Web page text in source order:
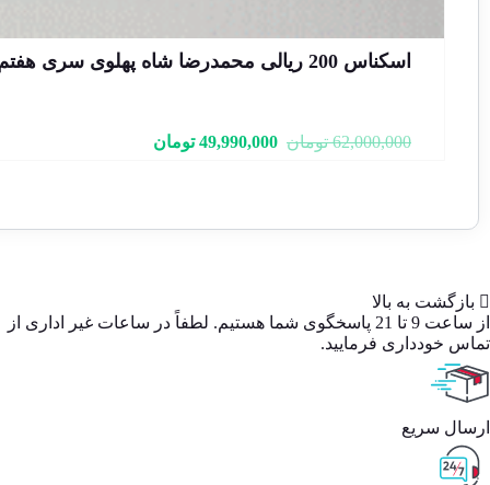
اسکناس 200 ریالی محمدرضا شاه پهلوی سری هفتم- جفت سوپر بانکی- 75/996767&8
62,000,000 تومان
قیمت
49,990,000 تومان
قیمت
بازگشت به بالا
از ساعت 9 تا 21 پاسخگوی شما هستیم. لطفاً در ساعات غیر اداری از
تماس خودداری فرمایید.
ارسال سریع